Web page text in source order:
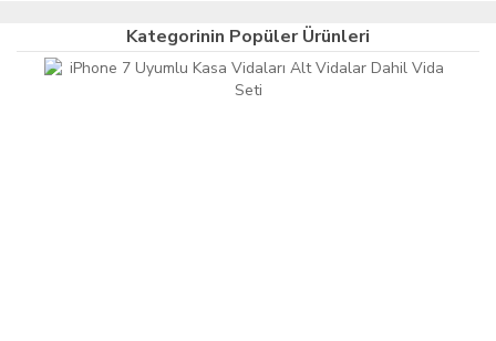
Kategorinin Popüler Ürünleri